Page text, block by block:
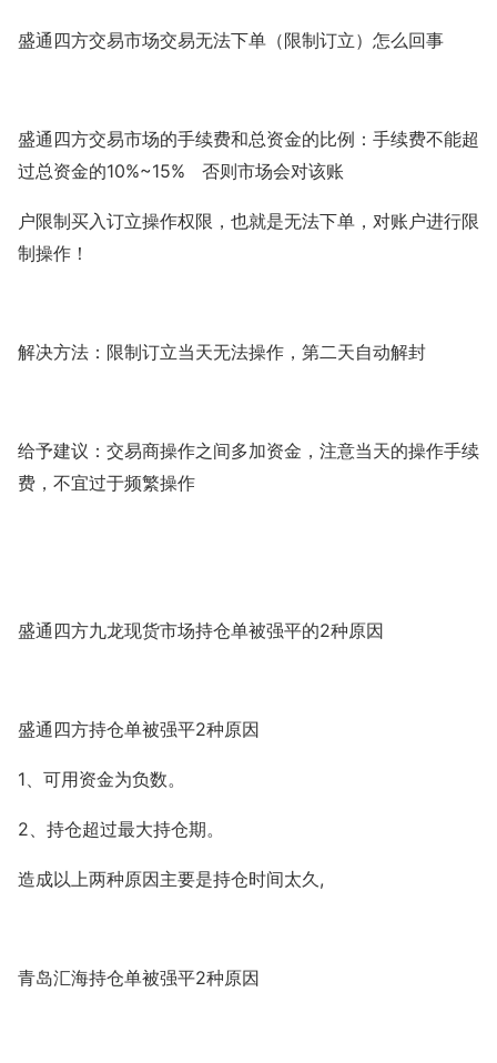
盛通四方交易市场交易无法下单（限制订立）怎么回事
盛通四方交易市场的手续费和总资金的比例：手续费不能超
过总资金的10%~15% 否则市场会对该账
户限制买入订立操作权限，也就是无法下单，对账户进行限
制操作！
解决方法：限制订立当天无法操作，第二天自动解封
给予建议：交易商操作之间多加资金，注意当天的操作手续
费，不宜过于频繁操作
盛通四方九龙现货市场持仓单被强平的2种原因
盛通四方持仓单被强平2种原因
1 、可用资金为负数。
2 、持仓超过最大持仓期。
造成以上两种原因主要是持仓时间太久 ,
青岛汇海持仓单被强平2种原因